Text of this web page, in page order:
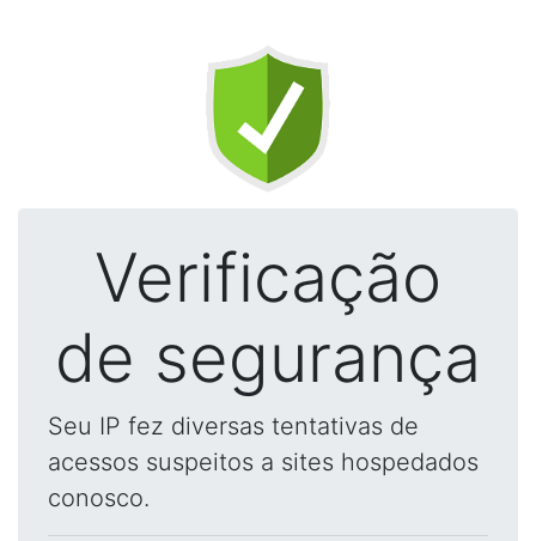
Verificação
de segurança
Seu IP fez diversas tentativas de
acessos suspeitos a sites hospedados
conosco.